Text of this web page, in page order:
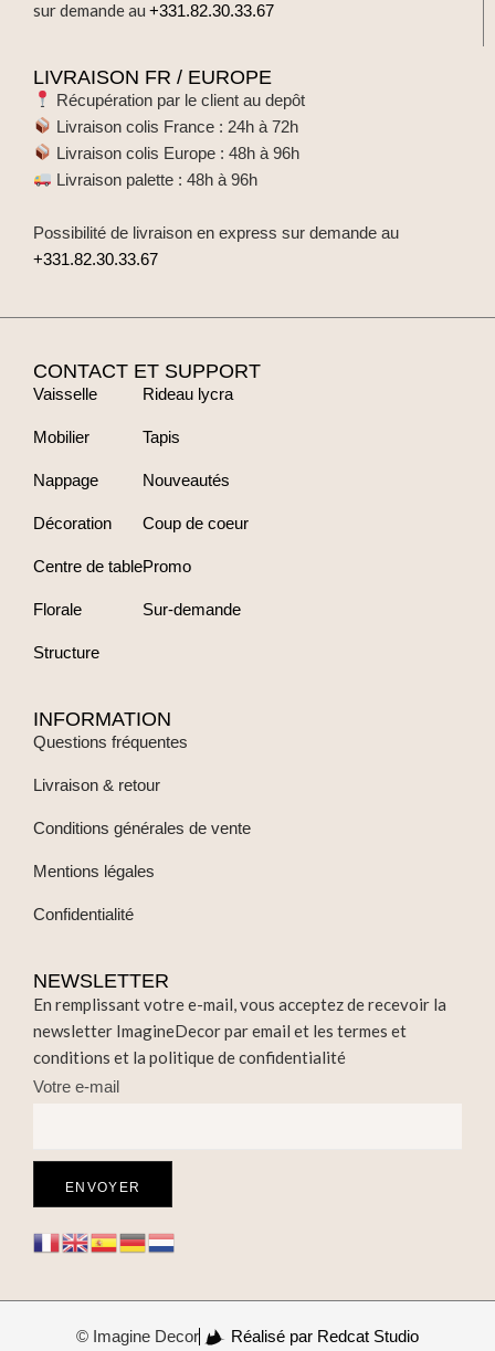
sur demande au +331.82.30.33.67
LIVRAISON FR / EUROPE
Récupération par le client au depôt
Livraison colis France : 24h à 72h
Livraison colis Europe : 48h à 96h
Livraison palette : 48h à 96h
Possibilité de livraison en express sur demande au
+331.82.30.33.67
CONTACT ET SUPPORT
Vaisselle
Mobilier
Nappage
Décoration
Centre de table
Florale
Structure
Rideau lycra
Tapis
Nouveautés
Coup de coeur
Promo
Sur-demande
INFORMATION
Questions fréquentes
Livraison & retour
Conditions générales de vente
Mentions légales
Confidentialité
NEWSLETTER
En remplissant votre e-mail, vous acceptez de recevoir la
newsletter ImagineDecor par email et les termes et
conditions et la politique de confidentialité
Votre e-mail
© Imagine Decor Réalisé par Redcat Studio